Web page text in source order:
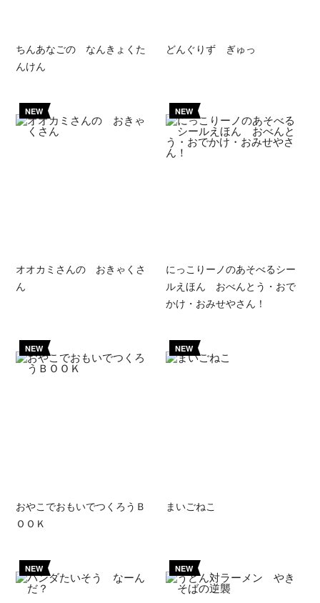
ちんあなごの なんきょくた
んけん
どんぐりず ぎゅっ
NEW
オオカミさんの おきゃくさ
ん
NEW
にっこりーノのあそべるシー
ルえほん おべんとう・おで
かけ・おみせやさん！
NEW
おやこでおもいでつくろうＢ
ＯＯＫ
NEW
まいごねこ
NEW NEW